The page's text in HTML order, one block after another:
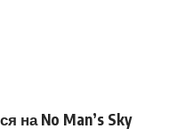
на No Man’s Sky